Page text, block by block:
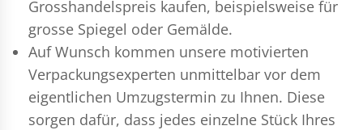
Grosshandelspreis kaufen, beispielsweise für
grosse Spiegel oder Gemälde.
Auf Wunsch kommen unsere motivierten
Verpackungsexperten unmittelbar vor dem
eigentlichen Umzugstermin zu Ihnen. Diese
sorgen dafür, dass jedes einzelne Stück Ihres